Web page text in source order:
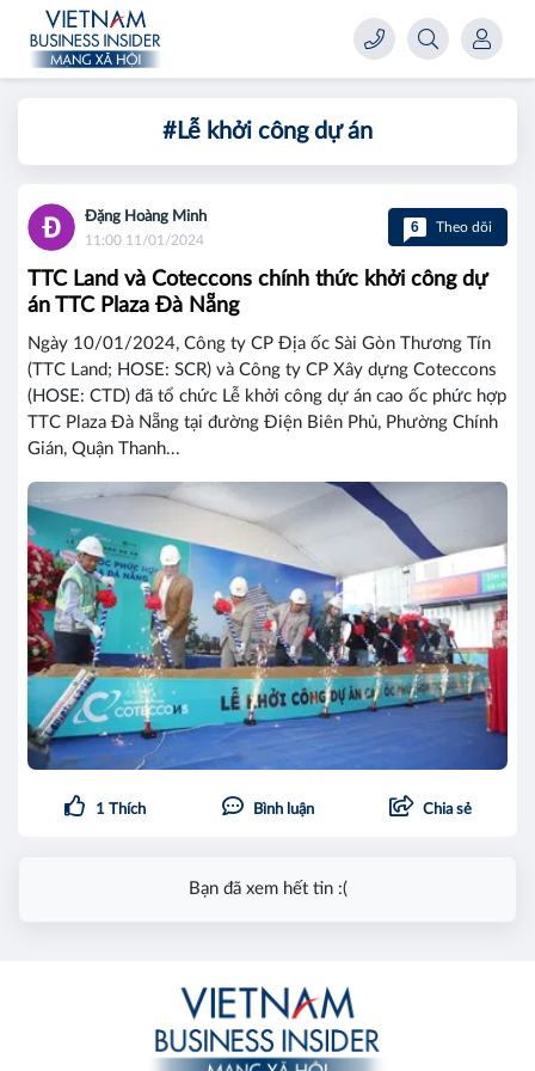
#Lễ khởi công dự án
Đặng Hoàng Minh
11:00 11/01/2024
6 Theo dõi
TTC Land và Coteccons chính thức khởi công dự
án TTC Plaza Đà Nẵng
Ngày 10/01/2024, Công ty CP Địa ốc Sài Gòn Thương Tín
(TTC Land; HOSE: SCR) và Công ty CP Xây dựng Coteccons
(HOSE: CTD) đã tổ chức Lễ khởi công dự án cao ốc phức hợp
TTC Plaza Đà Nẵng tại đường Điện Biên Phủ, Phường Chính
Gián, Quận Thanh...
1 Thích Bình luận Chia sẻ
Bạn đã xem hết tin :(